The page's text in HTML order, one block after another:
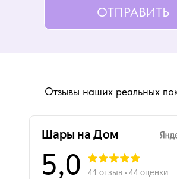
ОТПРАВИТЬ
Отзывы наших реальных